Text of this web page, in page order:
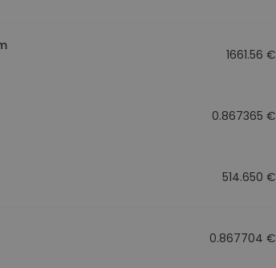
1661.56 €
0.867365 €
514.650 €
0.867704 €